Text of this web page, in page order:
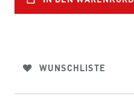
WUNSCHLISTE